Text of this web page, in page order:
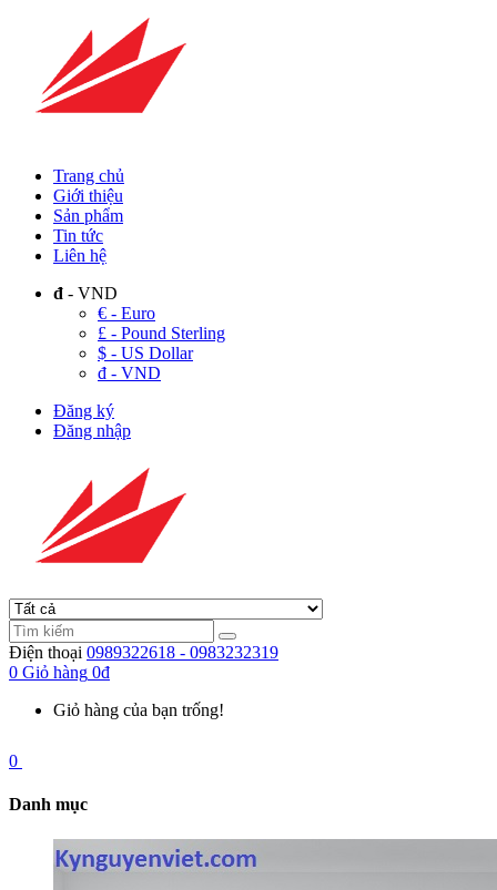
Trang chủ
Giới thiệu
Sản phẩm
Tin tức
Liên hệ
đ - VND
€ - Euro
£ - Pound Sterling
$ - US Dollar
đ - VND
Đăng ký
Đăng nhập
Điện thoại 0989322618 - 0983232319
0 Giỏ hàng 0đ
Giỏ hàng của bạn trống!
0
Danh mục